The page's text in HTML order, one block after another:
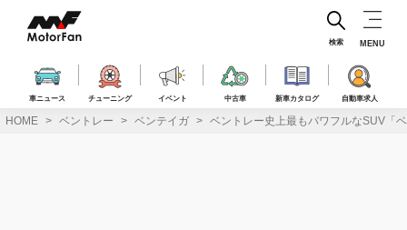
ス
車ニュース チューニング イベント 中古車 新車カタログ 自動車求人
検索 MENU
HOME ベントレー ベンテイガ ベントレー史上最もパワフルなSUV「